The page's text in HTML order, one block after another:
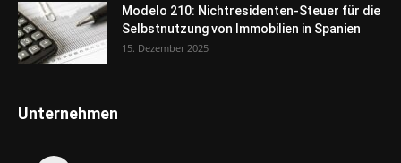
Modelo 210: Nichtresidenten-Steuer für die
Selbstnutzung von Immobilien in Spanien
15. Dezember 2025
Unternehmen